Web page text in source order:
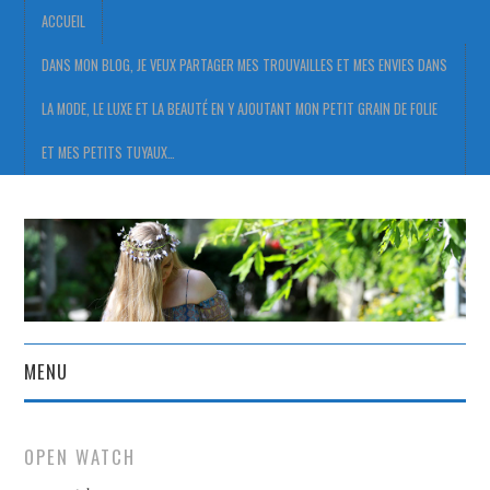
ACCUEIL
DANS MON BLOG, JE VEUX PARTAGER MES TROUVAILLES ET MES ENVIES DANS
LA MODE, LE LUXE ET LA BEAUTÉ EN Y AJOUTANT MON PETIT GRAIN DE FOLIE
ET MES PETITS TUYAUX…
MENU
DANS MON BLOG, JE VEUX
OPEN WATCH